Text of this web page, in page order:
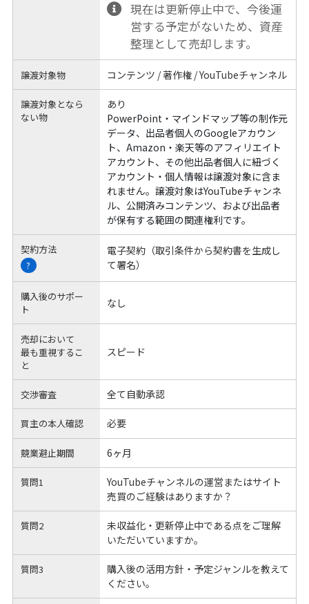
現在は更新停止中で、今後運
営する予定がないため、資産
整理として売却します。
譲渡対象物 コンテンツ / 著作権 / YouTubeチャンネル
譲渡対象となら
ない物
あり
PowerPoint・マインドマップ等の制作元
データ、出品者個人のGoogleアカウン
ト、Amazon・楽天等のアフィリエイト
アカウント、その他出品者個人に紐づく
アカウント・個人情報は譲渡対象に含ま
れません。譲渡対象はYouTubeチャンネ
ル、公開済みコンテンツ、および出品者
が保有する範囲の関連権利です。
契約方法
?
電子契約（取引条件から契約書を生成し
て署名）
購入後のサポー
ト
なし
売却において
最も重視するこ
と
スピード
交渉審査 全て自動承認
買主の本人確認 必要
競業避止期間 6ヶ月
質問1
YouTubeチャンネルの運営またはサイト
売買のご経験はありますか？
質問2
未収益化・更新停止中である点をご理解
いただいていますか。
質問3
購入後の活用方針・予定ジャンルを教えて
ください。